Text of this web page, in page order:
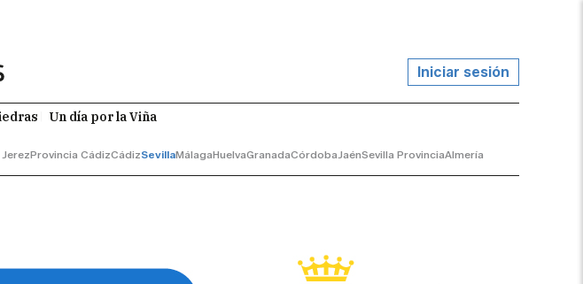
Iniciar sesión
Un día por la Viña
JerezProvincia CádizCádizSevillaMálagaHuelvaGranadaCórdobaJaénSevilla ProvinciaAlmería